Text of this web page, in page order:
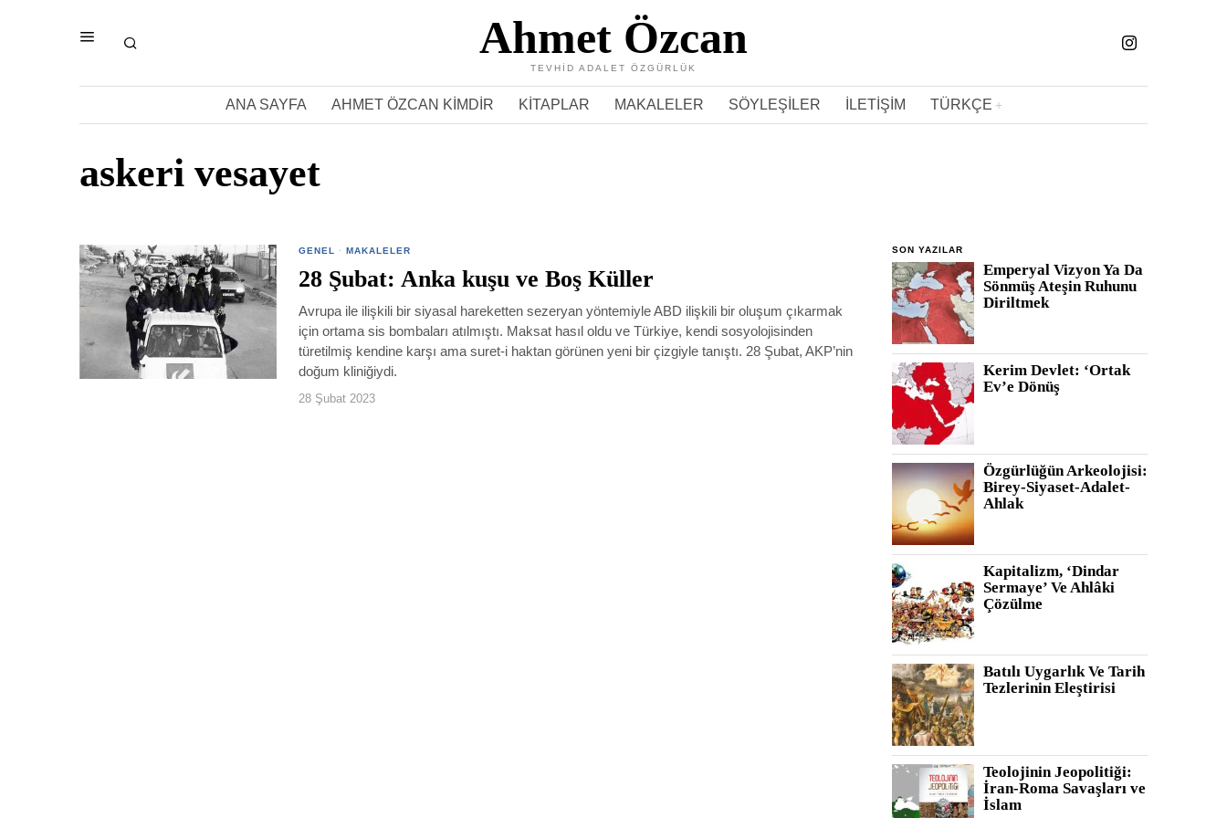
Ahmet Özcan
TEVHID ADALET ÖZGÜRLÜK
ANA SAYFA AHMET ÖZCAN KIMDIR KITAPLAR MAKALELER SÖYLEŞILER İLETIŞIM TÜRKÇE
askeri vesayet
GENEL · MAKALELER
28 Şubat: Anka kuşu ve Boş Küller
Avrupa ile ilişkili bir siyasal hareketten sezeryan yöntemiyle ABD ilişkili bir oluşum çıkarmak
için ortama sis bombaları atılmıştı. Maksat hasıl oldu ve Türkiye, kendi sosyolojisinden
türetilmiş kendine karşı ama suret-i haktan görünen yeni bir çizgiyle tanıştı. 28 Şubat, AKP’nin
doğum kliniğiydi.
28 Şubat 2023
SON YAZILAR
Emperyal Vizyon Ya Da
Sönmüş Ateşin Ruhunu
Diriltmek
Kerim Devlet: ‘Ortak
Ev’e Dönüş
Özgürlüğün Arkeolojisi:
Birey-Siyaset-Adalet-
Ahlak
Kapitalizm, ‘Dindar
Sermaye’ Ve Ahlâki
Çözülme
Batılı Uygarlık Ve Tarih
Tezlerinin Eleştirisi
Teolojinin Jeopolitiği:
İran-Roma Savaşları ve
İslam